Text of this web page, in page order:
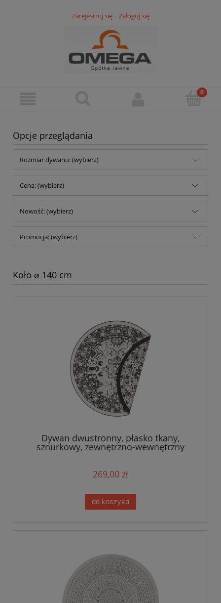
Zarejestruj się Zaloguj się
Opcje przeglądania
Rozmiar dywanu: (wybierz)
Cena: (wybierz)
Nowość: (wybierz)
Promocja: (wybierz)
Koło ⌀ 140 cm
Dywan dwustronny, płasko tkany,
sznurkowy, zewnętrzno-wewnętrzny
Bougari Jole, czarny koło 140cm
269,00 zł
do koszyka